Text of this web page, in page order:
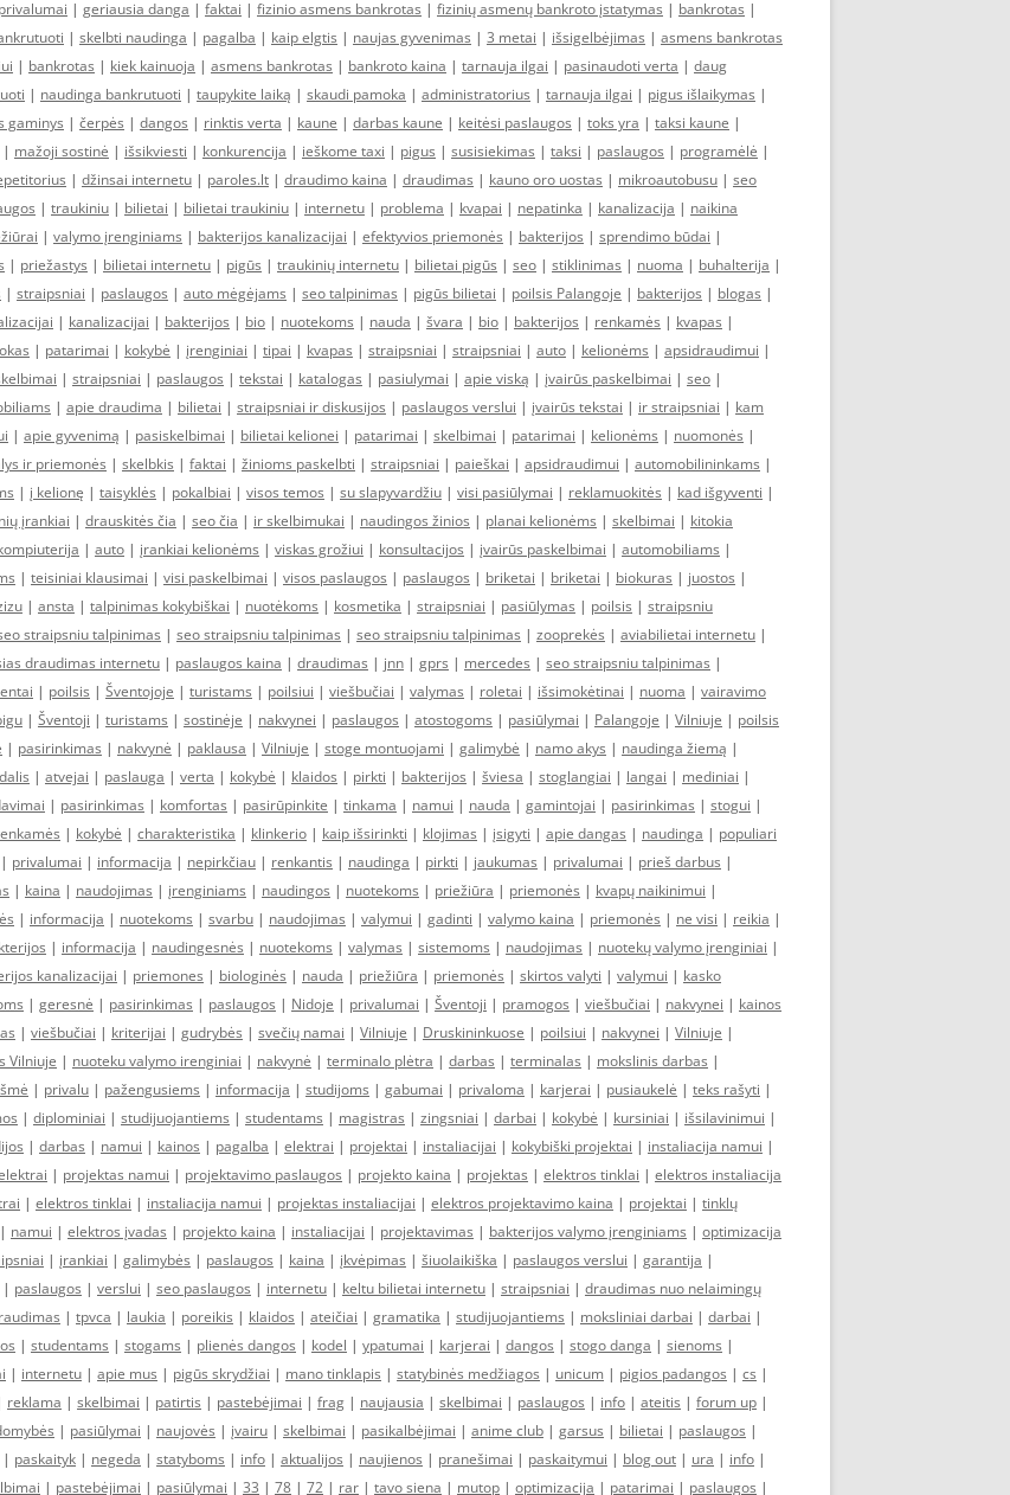
| geriausia danga | faktai | fizinio asmens bankrotas | fizinių asmenų bankroto įstatymas | bankrotas |
| skelbti naudinga | pagalba | kaip elgtis | naujas gyvenimas | 3 metai | išsigelbėjimas | asmens bankrotas
| bankrotas | kiek kainuoja | asmens bankrotas | bankroto kaina | tarnauja ilgai | pasinaudoti verta | daug
| naudinga bankrutuoti | taupykite laiką | skaudi pamoka | administratorius | tarnauja ilgai | pigus išlaikymas |
gaminys | čerpės | dangos | rinktis verta | kaune | darbas kaune | keitėsi paslaugos | toks yra | taksi kaune |
| mažoji sostinė | išsikviesti | konkurencija | ieškome taxi | pigus | susisiekimas | taksi | paslaugos | programėlė |
| džinsai internetu | paroles.lt | draudimo kaina | draudimas | kauno oro uostas | mikroautobusu | seo
| traukiniu | bilietai | bilietai traukiniu | internetu | problema | kvapai | nepatinka | kanalizacija | naikina
| valymo įrenginiams | bakterijos kanalizacijai | efektyvios priemonės | bakterijos | sprendimo būdai |
| priežastys | bilietai internetu | pigūs | traukinių internetu | bilietai pigūs | seo | stiklinimas | nuoma | buhalterija |
| straipsniai | paslaugos | auto mėgėjams | seo talpinimas | pigūs bilietai | poilsis Palangoje | bakterijos | blogas |
| kanalizacijai | bakterijos | bio | nuotekoms | nauda | švara | bio | bakterijos | renkamės | kvapas |
| patarimai | kokybė | įrenginiai | tipai | kvapas | straipsniai | straipsniai | auto | kelionėms | apsidraudimui |
| straipsniai | paslaugos | tekstai | katalogas | pasiulymai | apie viską | įvairūs paskelbimai | seo |
| apie draudima | bilietai | straipsniai ir diskusijos | paslaugos verslui | įvairūs tekstai | ir straipsniai | kam
| apie gyvenimą | pasiskelbimai | bilietai kelionei | patarimai | skelbimai | patarimai | kelionėms | nuomonės |
ir priemonės | skelbkis | faktai | žinioms paskelbti | straipsniai | paieškai | apsidraudimui | automobilininkams |
| į kelionę | taisyklės | pokalbiai | visos temos | su slapyvardžiu | visi pasiūlymai | reklamuokitės | kad išgyventi |
įrankiai | drauskitės čia | seo čia | ir skelbimukai | naudingos žinios | planai kelionėms | skelbimai | kitokia
| auto | įrankiai kelionėms | viskas grožiui | konsultacijos | įvairūs paskelbimai | automobiliams |
| teisiniai klausimai | visi paskelbimai | visos paslaugos | paslaugos | briketai | briketai | biokuras | juostos |
| ansta | talpinimas kokybiškai | nuotėkoms | kosmetika | straipsniai | pasiūlymas | poilsis | straipsniu
straipsniu talpinimas | seo straipsniu talpinimas | seo straipsniu talpinimas | zooprekės | aviabilietai internetu |
draudimas internetu | paslaugos kaina | draudimas | jnn | gprs | mercedes | seo straipsniu talpinimas |
| poilsis | Šventojoje | turistams | poilsiui | viešbučiai | valymas | roletai | išsimokėtinai | nuoma | vairavimo
| Šventoji | turistams | sostinėje | nakvynei | paslaugos | atostogoms | pasiūlymai | Palangoje | Vilniuje | poilsis
| pasirinkimas | nakvynė | paklausa | Vilniuje | stoge montuojami | galimybė | namo akys | naudinga žiemą |
| atvejai | paslauga | verta | kokybė | klaidos | pirkti | bakterijos | šviesa | stoglangiai | langai | mediniai |
| pasirinkimas | komfortas | pasirūpinkite | tinkama | namui | nauda | gamintojai | pasirinkimas | stogui |
| kokybė | charakteristika | klinkerio | kaip išsirinkti | klojimas | įsigyti | apie dangas | naudinga | populiari
| privalumai | informacija | nepirkčiau | renkantis | naudinga | pirkti | jaukumas | privalumai | prieš darbus |
| kaina | naudojimas | įrenginiams | naudingos | nuotekoms | priežiūra | priemonės | kvapų naikinimui |
| informacija | nuotekoms | svarbu | naudojimas | valymui | gadinti | valymo kaina | priemonės | ne visi | reikia |
| informacija | naudingesnės | nuotekoms | valymas | sistemoms | naudojimas | nuotekų valymo įrenginiai |
kanalizacijai | priemones | biologinės | nauda | priežiūra | priemonės | skirtos valyti | valymui | kasko
| geresnė | pasirinkimas | paslaugos | Nidoje | privalumai | Šventoji | pramogos | viešbučiai | nakvynei | kainos
| viešbučiai | kriterijai | gudrybės | svečių namai | Vilniuje | Druskininkuose | poilsiui | nakvynei | Vilniuje |
Vilniuje | nuoteku valymo irenginiai | nakvynė | terminalo plėtra | darbas | terminalas | mokslinis darbas |
| privalu | pažengusiems | informacija | studijoms | gabumai | privaloma | karjerai | pusiaukelė | teks rašyti |
| diplominiai | studijuojantiems | studentams | magistras | zingsniai | darbai | kokybė | kursiniai | išsilavinimui |
| darbas | namui | kainos | pagalba | elektrai | projektai | instaliacijai | kokybiški projektai | instaliacija namui |
| projektas namui | projektavimo paslaugos | projekto kaina | projektas | elektros tinklai | elektros instaliacija
| elektros tinklai | instaliacija namui | projektas instaliacijai | elektros projektavimo kaina | projektai | tinklų
| namui | elektros įvadas | projekto kaina | instaliacijai | projektavimas | bakterijos valymo įrenginiams | optimizacija
| įrankiai | galimybės | paslaugos | kaina | įkvėpimas | šiuolaikiška | paslaugos verslui | garantija |
| paslaugos | verslui | seo paslaugos | internetu | keltu bilietai internetu | straipsniai | draudimas nuo nelaimingų
| tpvca | laukia | poreikis | klaidos | ateičiai | gramatika | studijuojantiems | moksliniai darbai | darbai |
| studentams | stogams | plienės dangos | kodel | ypatumai | karjerai | dangos | stogo danga | sienoms |
| internetu | apie mus | pigūs skrydžiai | mano tinklapis | statybinės medžiagos | unicum | pigios padangos | cs |
reklama | skelbimai | patirtis | pastebėjimai | frag | naujausia | skelbimai | paslaugos | info | ateitis | forum up |
| pasiūlymai | naujovės | įvairu | skelbimai | pasikalbėjimai | anime club | garsus | bilietai | paslaugos |
| paskaityk | negeda | statyboms | info | aktualijos | naujienos | pranešimai | paskaitymui | blog out | ura | info |
| pastebėjimai | pasiūlymai | 33 | 78 | 72 | rar | tavo siena | mutop | optimizacija | patarimai | paslaugos |